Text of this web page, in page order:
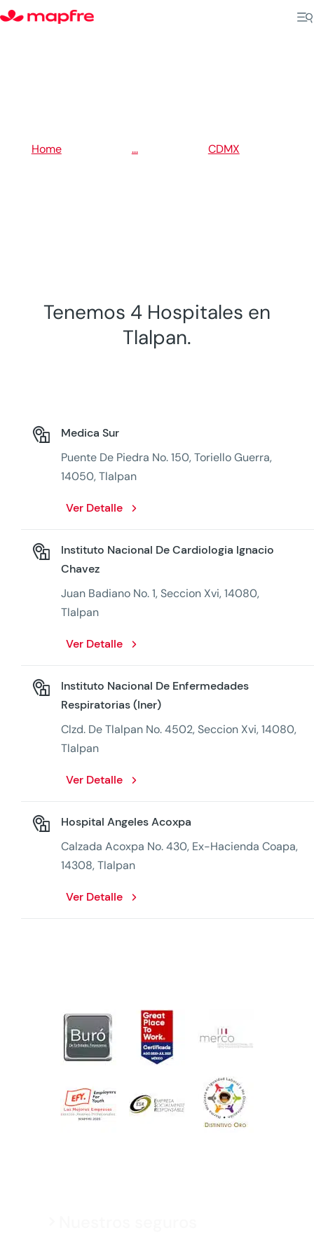
Home ... CDMX
Tenemos 4 Hospitales en
Tlalpan.
Medica Sur
Puente De Piedra No. 150, Toriello Guerra,
14050, Tlalpan
Ver Detalle
Instituto Nacional De Cardiologia Ignacio
Chavez
Juan Badiano No. 1, Seccion Xvi, 14080,
Tlalpan
Ver Detalle
Instituto Nacional De Enfermedades
Respiratorias (Iner)
Clzd. De Tlalpan No. 4502, Seccion Xvi, 14080,
Tlalpan
Ver Detalle
Hospital Angeles Acoxpa
Calzada Acoxpa No. 430, Ex-Hacienda Coapa,
14308, Tlalpan
Ver Detalle